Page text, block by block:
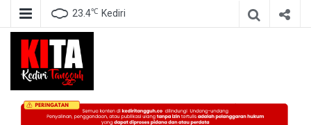
23.4℃ Kediri
Kediri Tangguh
Berita Akurat Terpercaya